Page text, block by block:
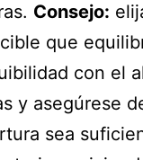
Consejo:
que
con el
y asegúrese
sea